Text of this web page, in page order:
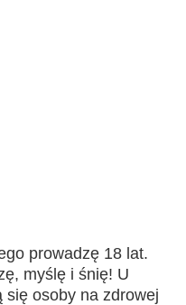
prowadzę 18 lat.
myślę i śnię! U
się osoby na zdrowej